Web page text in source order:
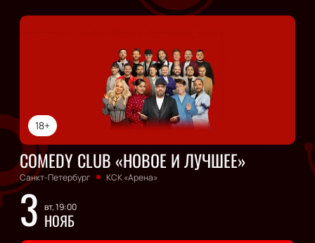
18+
COMEDY CLUB «НОВОЕ И ЛУЧШЕЕ»
Санкт-Петербург КСК «Арена»
3 вт, 19:00
НОЯБ